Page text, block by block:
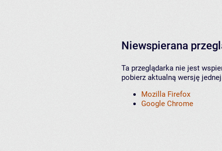
Niewspierana
Ta przeglądarka nie jest
pobierz aktualną wersję
Mozilla Firefox
Google Chrome